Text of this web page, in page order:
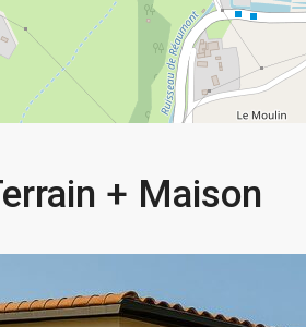
+ Maison